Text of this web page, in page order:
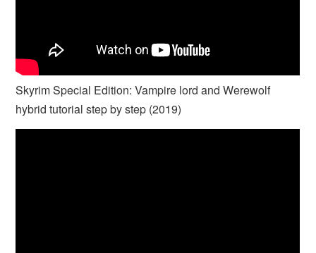
Skyrim Special Edition: Vampire lord and Werewolf
hybrid tutorial step by step (2019)